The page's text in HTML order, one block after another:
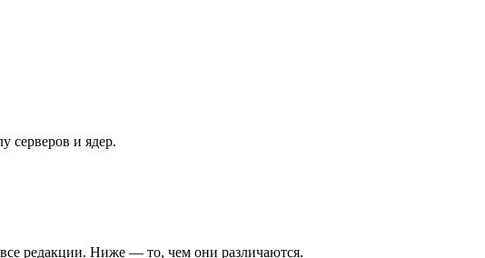
серверов и ядер.
редакции. Ниже — то, чем они различаются.